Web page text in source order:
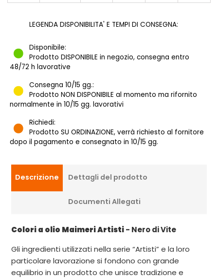
LEGENDA DISPONIBILITA' E TEMPI DI CONSEGNA:
Disponibile:
Prodotto DISPONIBILE in negozio, consegna entro
48/72 h lavorative
Consegna 10/15 gg.:
Prodotto NON DISPONIBILE al momento ma rifornito
normalmente in 10/15 gg. lavorativi
Richiedi:
Prodotto SU ORDINAZIONE, verrà richiesto al fornitore
dopo il pagamento e consegnato in 10/15 gg.
Descrizione Dettagli del prodotto
Documenti Allegati
Colori a olio Maimeri Artisti- Nero di Vite
Gli ingredienti utilizzati nella serie “Artisti” e la loro
particolare lavorazione si fondono con grande
equilibrio in un prodotto che unisce tradizione e